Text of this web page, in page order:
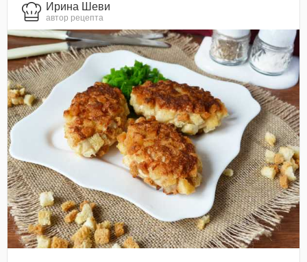
Ирина Шеви
автор рецепта